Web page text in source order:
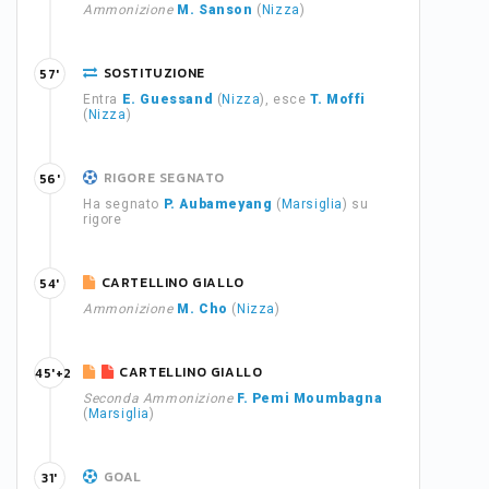
Ammonizione M. Sanson ( Nizza)
SOSTITUZIONE
Entra E. Guessand ( Nizza), esceT. Moffi
( Nizza)
57'
RIGORE SEGNATO
Ha segnato P. Aubameyang ( Marsiglia) su
rigore
56'
CARTELLINO GIALLO
Ammonizione M. Cho ( Nizza)
54'
CARTELLINO GIALLO
Seconda Ammonizione F. Pemi Moumbagna
( Marsiglia)
45'+2
GOAL
31'